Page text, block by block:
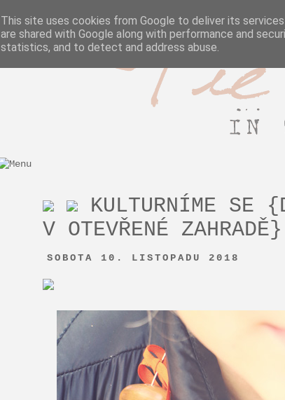
Pie in the sky
KULTURNÍME SE
V OTEVŘENÉ
SOBOTA 10. LISTOPADU 2018
This site uses cookies from Google to deliver its
are shared with Google along with performance and
statistics, and to detect and address abuse.